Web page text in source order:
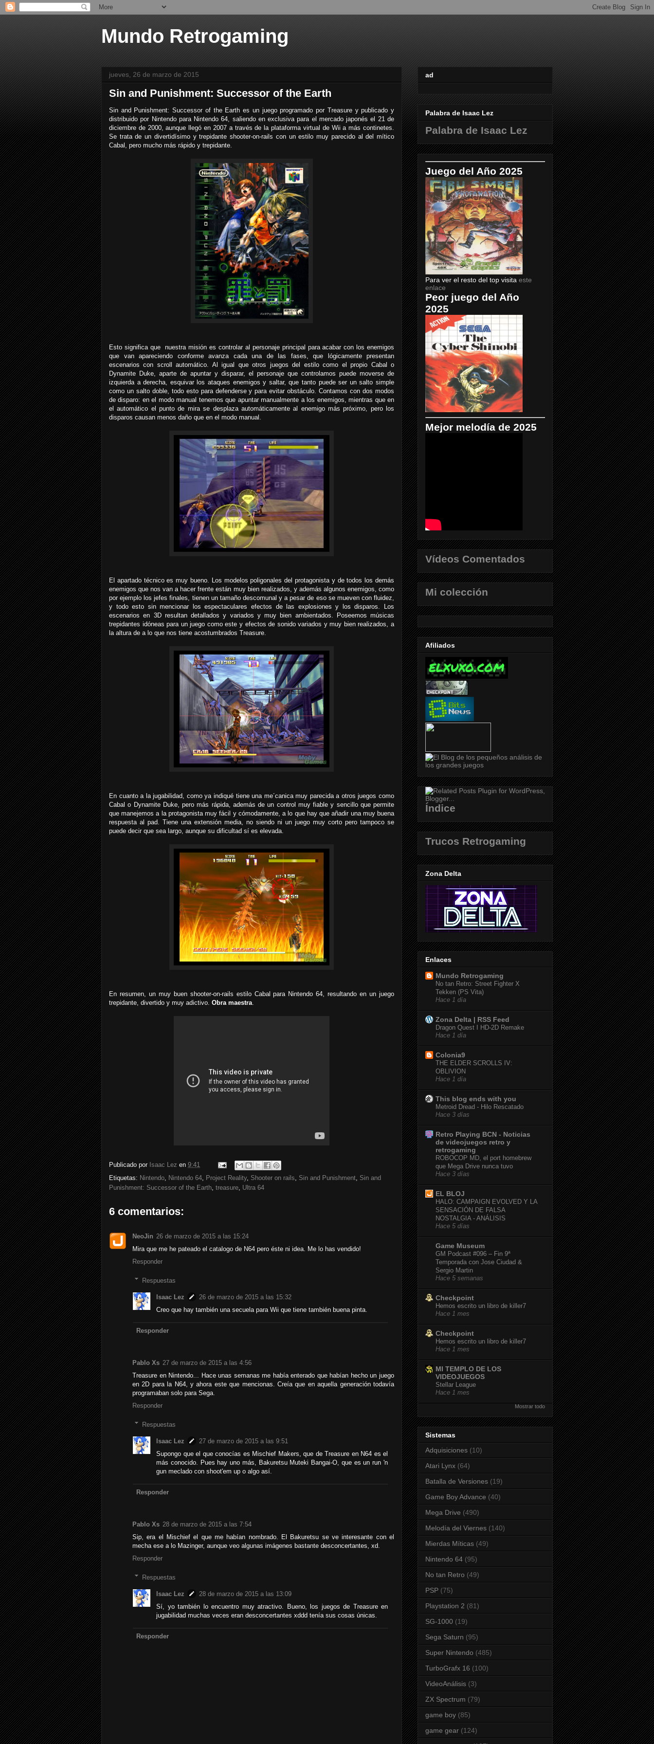
Mundo Retrogaming
jueves, 26 de marzo de 2015
Sin and Punishment: Successor of the Earth
Sin and Punishment: Successor of the Earth es un juego programado por Treasure y publicado y
distribuido por Nintendo para Nintendo 64, saliendo en exclusiva para el mercado japonés el 21 de
diciembre de 2000, aunque llegó en 2007 a través de la plataforma virtual de Wii a más continetes.
Se trata de un divertidísimo y trepidante shooter-on-rails con un estilo muy parecido al del mítico
Cabal, pero mucho más rápido y trepidante.
Esto significa que nuestra misión es controlar al personaje principal para acabar con los enemigos
que van apareciendo conforme avanza cada una de las fases, que lógicamente presentan
escenarios con scroll automático. Al igual que otros juegos del estilo como el propio Cabal o
Dynamite Duke, aparte de apuntar y disparar, el personaje que controlamos puede moverse de
izquierda a derecha, esquivar los ataques enemigos y saltar, que tanto puede ser un salto simple
como un salto doble, todo esto para defenderse y para evitar obstáculo. Contamos con dos modos
de disparo: en el modo manual tenemos que apuntar manualmente a los enemigos, mientras que en
el automático el punto de mira se desplaza automáticamente al enemigo más próximo, pero los
disparos causan menos daño que en el modo manual.
El apartado técnico es muy bueno. Los modelos poligonales del protagonista y de todos los demás
enemigos que nos van a hacer frente están muy bien realizados, y además algunos enemigos, como
por ejemplo los jefes finales, tienen un tamaño descomunal y a pesar de eso se mueven con fluidez,
y todo esto sin mencionar los espectaculares efectos de las explosiones y los disparos. Los
escenarios en 3D resultan detallados y variados y muy bien ambientados. Poseemos músicas
trepidantes idóneas para un juego como este y efectos de sonido variados y muy bien realizados, a
la altura de a lo que nos tiene acostumbrados Treasure.
En cuanto a la jugabilidad, como ya indiqué tiene una me´canica muy parecida a otros juegos como
Cabal o Dynamite Duke, pero más rápida, además de un control muy fiable y sencillo que permite
que manejemos a la protagonista muy fácil y cómodamente, a lo que hay que añadir una muy buena
respuesta al pad. Tiene una extensión media, no siendo ni un juego muy corto pero tampoco se
puede decir que sea largo, aunque su dificultad sí es elevada.
En resumen, un muy buen shooter-on-rails estilo Cabal para Nintendo 64, resultando en un juego
trepidante, divertido y muy adictivo. Obra maestra.
Publicado por Isaac Lez en 9:41
Etiquetas: Nintendo, Nintendo 64, Project Reality, Shooter on rails, Sin and Punishment, Sin and
Punishment: Successor of the Earth, treasure, Ultra 64
6 comentarios:
NeoJin 26 de marzo de 2015 a las 15:24
Mira que me he pateado el catalogo de N64 pero éste ni idea. Me lo has vendido!
Responder
Respuestas
Isaac Lez
26 de marzo de 2015 a las 15:32
Creo que hay también una secuela para Wii que tiene también buena pinta.
Responder
Pablo Xs 27 de marzo de 2015 a las 4:56
Treasure en Nintendo... Hace unas semanas me había enterado que habían hecho un juego
en 2D para la N64, y ahora este que mencionas. Creía que en aquella generación todavía
programaban solo para Sega.
Responder
Respuestas
Isaac Lez
27 de marzo de 2015 a las 9:51
Supongo que el que conocías es Mischief Makers, que de Treasure en N64 es el
más conocido. Pues hay uno más, Bakuretsu Muteki Bangai-O, que es un run 'n
gun meclado con shoot'em up o algo así.
Responder
Pablo Xs 28 de marzo de 2015 a las 7:54
Sip, era el Mischief el que me habían nombrado. El Bakuretsu se ve interesante con el
mecha ese a lo Mazinger, aunque veo algunas imágenes bastante desconcertantes, xd.
Responder
Respuestas
Isaac Lez
28 de marzo de 2015 a las 13:09
Sí, yo también lo encuentro muy atractivo. Bueno, los juegos de Treasure en
jugabilidad muchas veces eran desconcertantes xddd tenía sus cosas únicas.
Responder
ad
Palabra de Isaac Lez
Palabra de Isaac Lez
Juego del Año 2025
Para ver el resto del top visita este
enlace
Peor juego del Año
2025
Mejor melodía de 2025
Vídeos Comentados
Mi colección
Afiliados
Índice
Trucos Retrogaming
Zona Delta
Enlaces
Mundo Retrogaming
No tan Retro: Street Fighter X
Tekken (PS Vita)
Hace 1 día
Zona Delta | RSS Feed
Dragon Quest I HD-2D Remake
Hace 1 día
Colonia9
THE ELDER SCROLLS IV:
OBLIVION
Hace 1 día
This blog ends with you
Metroid Dread - Hilo Rescatado
Hace 3 días
Retro Playing BCN - Noticias
de videojuegos retro y
retrogaming
ROBOCOP MD, el port homebrew
que Mega Drive nunca tuvo
Hace 3 días
EL BLOJ
HALO: CAMPAIGN EVOLVED Y LA
SENSACIÓN DE FALSA
NOSTALGIA - ANÁLISIS
Hace 5 días
Game Museum
GM Podcast #096 – Fin 9ª
Temporada con Jose Ciudad &
Sergio Martin
Hace 5 semanas
Checkpoint
Hemos escrito un libro de killer7
Hace 1 mes
Checkpoint
Hemos escrito un libro de killer7
Hace 1 mes
MI TEMPLO DE LOS
VIDEOJUEGOS
Stellar League
Hace 1 mes
Mostrar todo
Sistemas
Adquisiciones (10)
Atari Lynx (64)
Batalla de Versiones (19)
Game Boy Advance (40)
Mega Drive (490)
Melodía del Viernes (140)
Mierdas Míticas (49)
Nintendo 64 (95)
No tan Retro (49)
PSP (75)
Playstation 2 (81)
SG-1000 (19)
Sega Saturn (95)
Super Nintendo (485)
TurboGrafx 16 (100)
VideoAnálisis (3)
ZX Spectrum (79)
game boy (85)
game gear (124)